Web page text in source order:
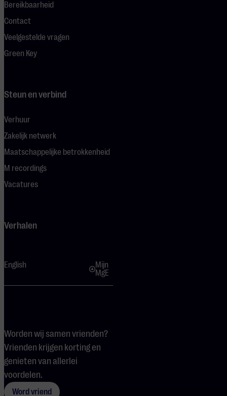
Bereikbaarheid
Contact
Veelgestelde vragen
Green Key
Steun en verbind
Verhuur
Zakelijk netwerk
Maatschappelijke betrokkenheid
M recordings
Vacatures
Verhalen
English
Mijn
MgE
Worden wij samen vrienden?
Vrienden krijgen korting en
genieten van allerlei
voordelen.
Word vriend